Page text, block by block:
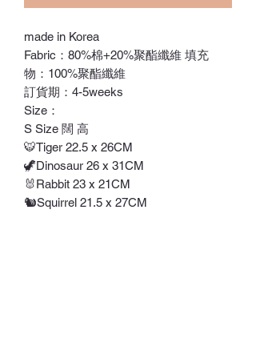
made in Korea
Fabric：80%棉+20%聚酯纖維 填充
物：100%聚酯纖維
訂貨期：4-5weeks
Size：
S Size 闊 高
🐯Tiger 22.5 x 26CM
🦖Dinosaur 26 x 31CM
🐰Rabbit 23 x 21CM
🐿️Squirrel 21.5 x 27CM